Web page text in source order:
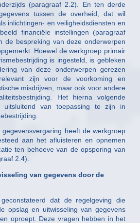
(paragraaf 2.2). En ten derde
tussen de overheid, dat wil
inlichtingen- en veiligheidsdiensten en
financiële instellingen (paragraaf
de bespreking van deze onderwerpen
Hoewel de werkgroep primair
is ingesteld, is gebleken
van deze onderwerpen gerezen
zijn voor de voorkoming en
misdrijven, maar ook voor andere
Het hierna volgende
uitsluitend van toepassing te zijn in
heeft de werkgroep
aan het afluisteren en opnemen
ten behoeve van de opsporing van
2.4).
van gegevens door de
dat de regelgeving die
opslag en uitwisseling van gegevens
oproept. Deze vragen hebben in het